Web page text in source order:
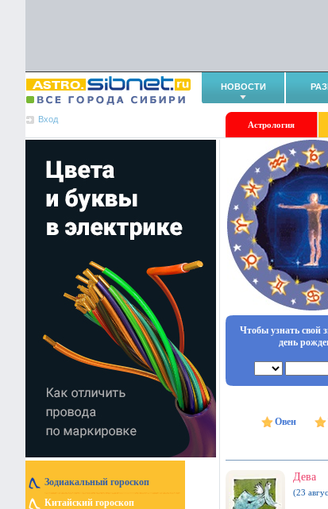
НОВОСТИ
Вход
Астрология
Зодиакальный гороскоп
Китайский гороскоп
Чтобы узнать свой
день
Овен
Дева
(23